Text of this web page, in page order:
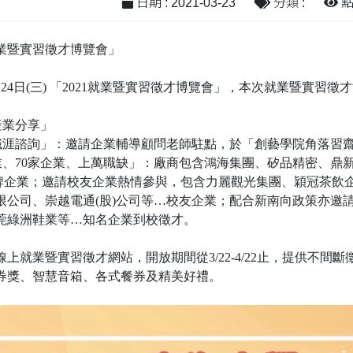
日期 : 2021-03-23 分類 :
暨實習徵才博覽會」
日(三) 「2021就業暨實習徵才博覽會」，本次就業暨實習徵
分享」
諮詢」：邀請企業輔導顧問老師駐點，於「創藝學院角落習
70家企業、上萬職缺」：廠商包含鴻海集團、矽品精密、鼎
業；邀請校友企業熱情參與，包含力麗觀光集團、穎冠茶飲
公司、崇越電通(股)公司等…校友企業；配合新南向政策亦邀
綠洲鞋業等…知名企業到校徵才。
上就業暨實習徵才網站，開放期間從3/22-4/22止，提供不間
獎、智慧音箱、各式餐券及精美好禮。